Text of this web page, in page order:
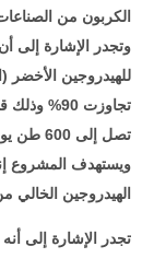
الكربون من
وتجدر الإشارة إلى
تصل
الهيدروجين الخالي